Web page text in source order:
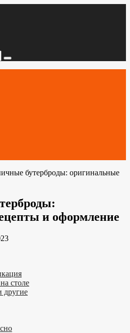
бутерброды: оригинальные
и оформление
столе
другие